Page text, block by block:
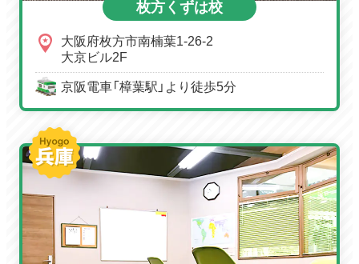
枚方くずは校
大阪府枚方市南楠葉1-26-2
大京ビル2F
京阪電車「樟葉駅」より徒歩5分